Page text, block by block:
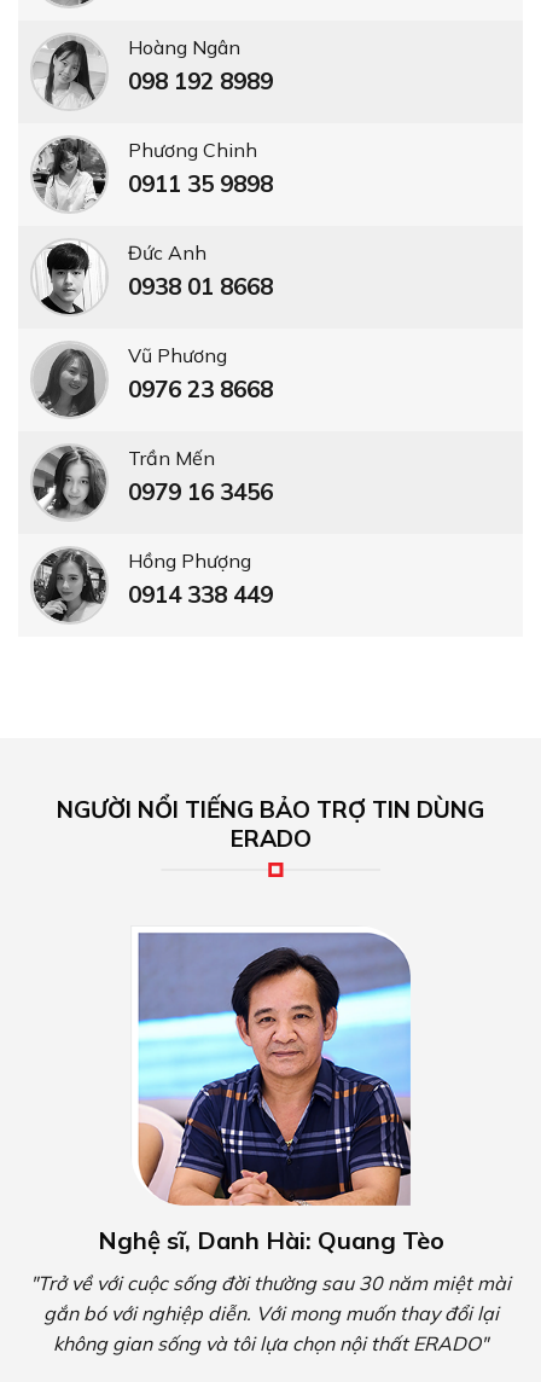
Hoàng Ngân
098 192 8989
Phương Chinh
0911 35 9898
Đức Anh
0938 01 8668
Vũ Phương
0976 23 8668
Trần Mến
0979 16 3456
Hồng Phượng
0914 338 449
NGƯỜI NỔI TIẾNG BẢO TRỢ TIN DÙNG
ERADO
Nghệ sĩ, Danh Hài: Quang Tèo
"Trở về với cuộc sống đời thường sau 30 năm miệt mài
gắn bó với nghiệp diễn. Với mong muốn thay đổi lại
không gian sống và tôi lựa chọn nội thất ERADO"